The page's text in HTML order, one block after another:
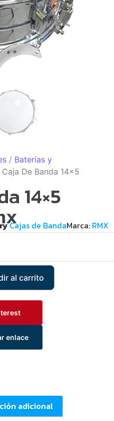
/ Baterías y
Caja De Banda 14×5
14×5
Cajas de BandaMarca: RMX
al carrito
enlace
adicional